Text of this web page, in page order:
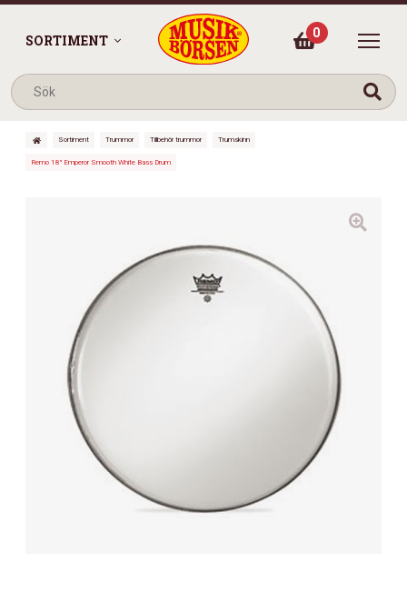
SORTIMENT 0
Sortiment Trummor Tillbehör trummor Trumskinn
Remo 18″ Emperor Smooth White Bass Drum